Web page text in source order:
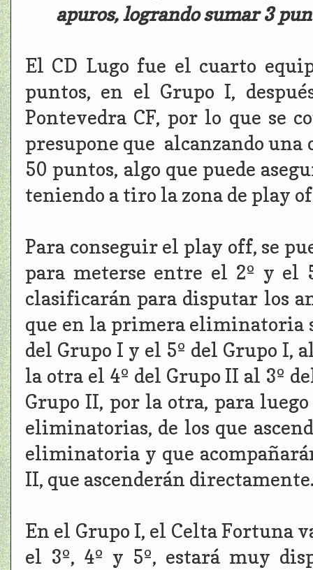
apuros, logrando sumar 3
El CD Lugo fue el cuarto
puntos, en el Grupo I,
Pontevedra CF, por lo que se
presupone que alcanzando
50 puntos, algo que puede
teniendo a tiro la zona de play
Para conseguir el play off, se
para meterse entre el 2º y el
clasificarán para disputar los
que en la primera eliminatoria
del Grupo I y el 5º del Grupo I,
la otra el 4º del Grupo II al 3º
Grupo II, por la otra, para
eliminatorias, de los que
eliminatoria y que
II, que ascenderán
En el Grupo I, el Celta Fortuna
el 3º, 4º y 5º, estará muy